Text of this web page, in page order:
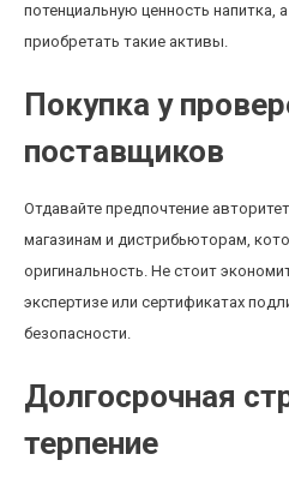
потенциальную ценность напитка,
приобретать такие активы.
Покупка у
поставщиков
Отдавайте предпочтение
магазинам и дистрибьюторам,
оригинальность. Не стоит
экспертизе или сертификатах
безопасности.
Долгосрочная
терпение